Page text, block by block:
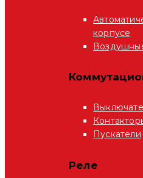
корпусе
Пускатели
Реле